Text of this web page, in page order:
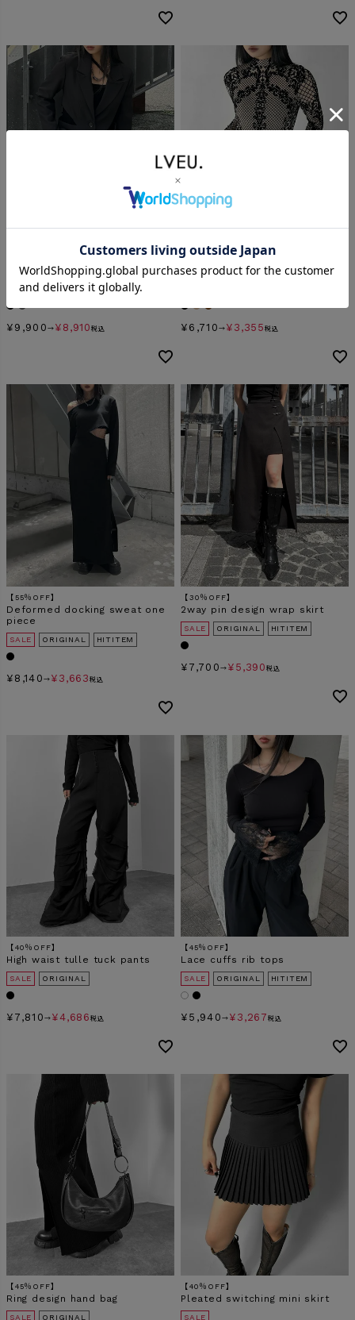
Cut out one piece jacket
SALE ORIGINAL HITITEM
¥ 9,900 → ¥ 8,910 税込
【50％OFF】
Lace design bodysuit
¥ 6,710 → ¥ 3,355 税込
【55％OFF】
Deformed docking sweat one
piece
SALE ORIGINAL HITITEM
¥ 8,140 → ¥ 3,663 税込
【30％OFF】
2way pin design wrap skirt
SALE ORIGINAL HITITEM
¥ 7,700 → ¥ 5,390 税込
【40％OFF】
High waist tulle tuck pants
SALE ORIGINAL
¥ 7,810 → ¥4,686 税込
【45％OFF】
Lace cuffs rib tops
SALE ORIGINAL HITITEM
¥ 5,940 → ¥ 3,267 税込
【45％OFF】
Ring design hand bag
SALE ORIGINAL
【40％OFF】
Pleated switching mini skirt
SALE